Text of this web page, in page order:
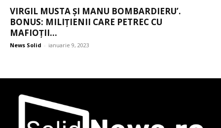
VIRGIL MUSTA ȘI MANU BOMBARDIERU’.
BONUS: MILIȚIENII CARE PETREC CU
MAFIOȚII...
News Solid - ianuarie 9, 2023